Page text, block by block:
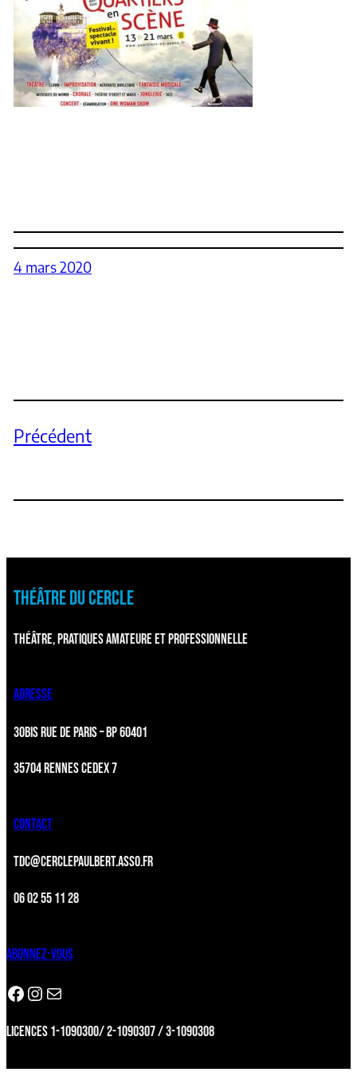
4 mars 2020
Précédent
THÉÂTRE DU CERCLE
THÉÂTRE, PRATIQUES AMATEURE ET PROFESSIONNELLE
ADRESSE
30BIS RUE DE PARIS – BP 60401
35704 RENNES CEDEX 7
CONTACT
TDC@CERCLEPAULBERT.ASSO.FR
06 02 55 11 28
ABONNEZ-VOUS
Facebook Instagram Newsletter
LICENCES 1-1090300/ 2-1090307 / 3-1090308